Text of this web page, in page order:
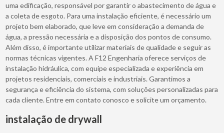
uma edificação, responsável por garantir o abastecimento de água e
a coleta de esgoto. Para uma instalação eficiente, é necessário um
projeto bem elaborado, que leve em consideração a demanda de
água, a pressão necessária e a disposição dos pontos de consumo.
Além disso, é importante utilizar materiais de qualidade e seguir as
normas técnicas vigentes. A F12 Engenharia oferece serviços de
instalação hidráulica, com equipe especializada e experiência em
projetos residenciais, comerciais e industriais. Garantimos a
segurança e eficiência do sistema, com soluções personalizadas para
cada cliente. Entre em contato conosco e solicite um orçamento.
instalação de drywall